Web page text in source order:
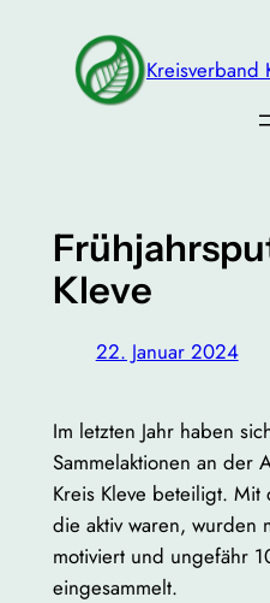
springen
Kreisverband
Kleve
22. Januar 2024
Im letzten Jahr haben
Sammelaktionen an der
Kreis Kleve beteiligt. Mit
die aktiv waren, wurden
motiviert und ungefähr
eingesammelt.